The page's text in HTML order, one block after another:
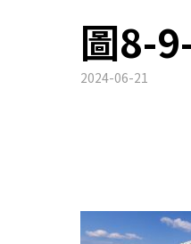
圖8-
2024-06-21